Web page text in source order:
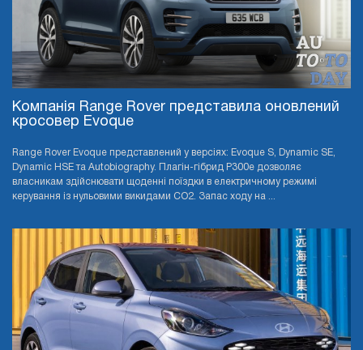
Компанія Range Rover представила оновлений
кросовер Evoque
Range Rover Evoque представлений у версіях: Evoque S, Dynamic SE,
Dynamic HSE та Autobiography. Плагін-гібрид P300e дозволяє
власникам здійснювати щоденні поїздки в електричному режимі
керування із нульовими викидами CO2. Запас ходу на ...